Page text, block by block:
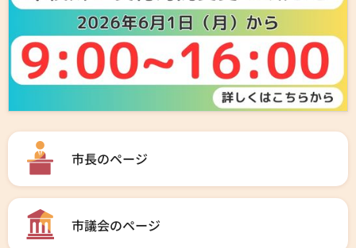
市長のページ
市議会のページ